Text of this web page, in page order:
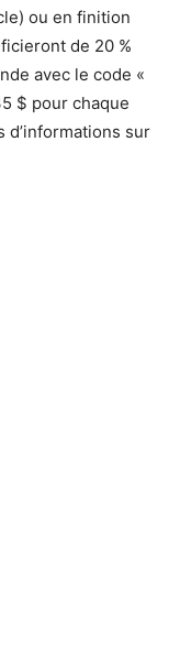
ou en finition
de 20 %
avec le code «
$ pour chaque
d’informations sur